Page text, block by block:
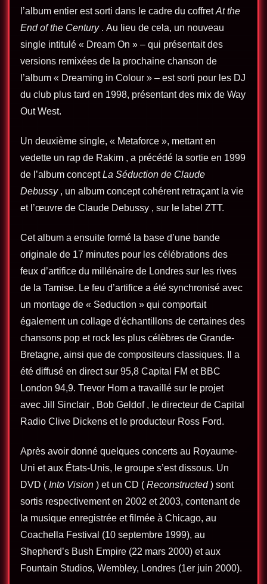
l’album entier est sorti dans le cadre du coffretAt the
End of the Century. Au lieu de cela, un nouveau
single intitulé « Dream On » – qui présentait des
versions remixées de la prochaine chanson de
l’album « Dreaming in Colour » – est sorti pour les DJ
du club plus tard en 1998, présentant des mix de Way
Out West.
Un deuxième single, « Metaforce », mettant en
vedette un rap de Rakim , a précédé la sortie en 1999
de l’album conceptLa Séduction de Claude
Debussy, un album concept cohérent retraçant la vie
et l’œuvre de Claude Debussy , sur le label ZTT.
Cet album a ensuite formé la base d’une bande
originale de 17 minutes pour les célébrations des
feux d’artifice du millénaire de Londres sur les rives
de la Tamise. Le feu d’artifice a été synchronisé avec
un montage de « Seduction » qui comportait
également un collage d’échantillons de certaines des
chansons pop et rock les plus célèbres de Grande-
Bretagne, ainsi que de compositeurs classiques. Il a
été diffusé en direct sur 95,8 Capital FM et BBC
London 94,9. Trevor Horn a travaillé sur le projet
avec Jill Sinclair , Bob Geldof , le directeur de Capital
Radio Clive Dickens et le producteur Ross Ford.
Après avoir donné quelques concerts au Royaume-
Uni et aux États-Unis, le groupe s’est dissous. Un
DVD ( Into Vision ) et un CD ( Reconstructed) sont
sortis respectivement en 2002 et 2003, contenant de
la musique enregistrée et filmée à Chicago, au
Coachella Festival (10 septembre 1999), au
Shepherd’s Bush Empire (22 mars 2000) et aux
Fountain Studios, Wembley, Londres (1er juin 2000).